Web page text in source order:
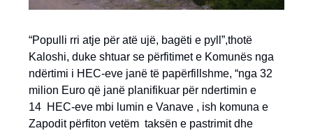
“Populli rri atje për atë ujë, bagëti e pyll”,thotë
Kaloshi, duke shtuar se përfitimet e Komunës nga
ndërtimi i HEC-eve janë të papërfillshme, “nga 32
milion Euro që janë planifikuar për ndertimin e
14 HEC-eve mbi lumin e Vanave , ish komuna e
Zapodit përfiton vetëm taksën e pastrimit dhe